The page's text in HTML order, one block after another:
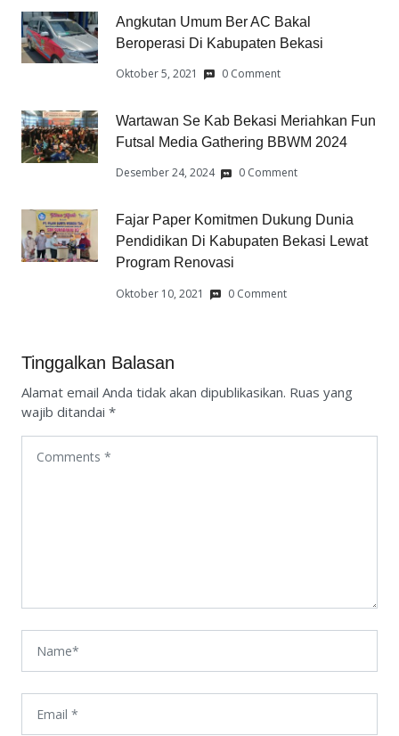
Angkutan Umum Ber AC Bakal
Beroperasi Di Kabupaten Bekasi
Oktober 5, 2021 0 Comment
Wartawan Se Kab Bekasi Meriahkan Fun
Futsal Media Gathering BBWM 2024
Desember 24, 2024 0 Comment
Fajar Paper Komitmen Dukung Dunia
Pendidikan Di Kabupaten Bekasi Lewat
Program Renovasi
Oktober 10, 2021 0 Comment
Tinggalkan Balasan
Alamat email Anda tidak akan dipublikasikan. Ruas yang
wajib ditandai *